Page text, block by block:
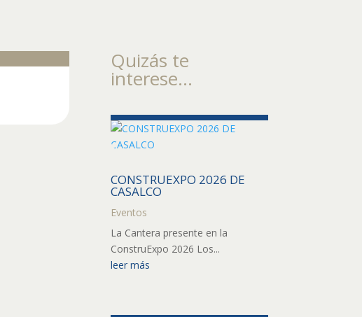
Quizás te
interese...
CONSTRUEXPO 2026 DE
CASALCO
Eventos
La Cantera presente en la
ConstruExpo 2026 Los...
leer más